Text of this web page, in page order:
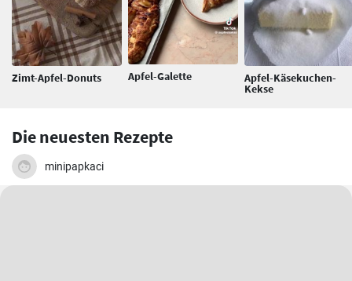
Zimt-Apfel-Donuts Apfel-Galette Apfel-Käsekuchen-
Kekse
Die neuesten Rezepte
minipapkaci